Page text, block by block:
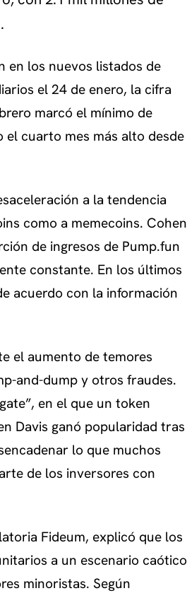
en los nuevos listados de
el 24 de enero, la cifra
marcó el mínimo de
el cuarto mes más alto desde
a la tendencia
como a memecoins. Cohen
de ingresos de Pump.fun
constante. En los últimos
acuerdo con la información
el aumento de temores
and-dump y otros fraudes.
en el que un token
Davis ganó popularidad tras
lo que muchos
de los inversores con
Fideum, explicó que los
a un escenario caótico
minoristas. Según